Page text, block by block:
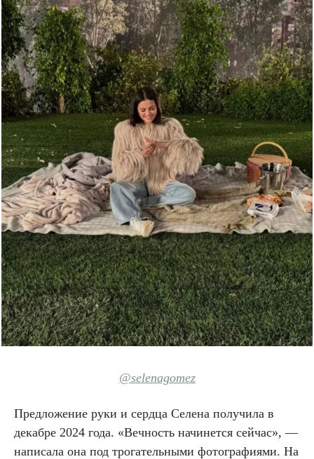
@selenagomez
Предложение руки и сердца Селена получила в
декабре 2024 года. «Вечность начинется сейчас», —
написала она под трогательными фотографиями. На